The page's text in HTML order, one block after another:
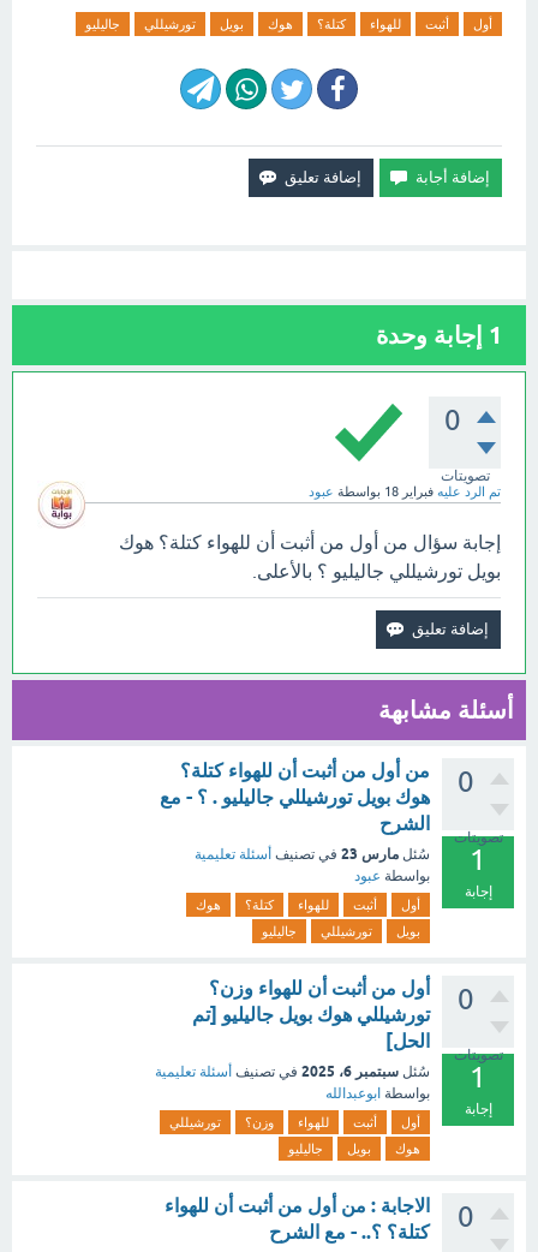
أول أثبت للهواء كتلة؟ هوك بويل تورشيللي جاليليو
1 إجابة وحدة
0
تصويتات
تم الرد عليه فبراير 18 بواسطة عبود
إجابة سؤال من أول من أثبت أن للهواء كتلة؟ هوك
بويل تورشيللي جاليليو ؟ بالأعلى.
أسئلة مشابهة
0
تصويتات
1
إجابة
من أول من أثبت أن للهواء كتلة؟
هوك بويل تورشيللي جاليليو . ؟ - مع
الشرح
سُئل مارس 23 في تصنيف أسئلة تعليمية
بواسطة عبود
أول أثبت للهواء كتلة؟
هوك
بويل
تورشيللي جاليليو
0
تصويتات
1
إجابة
أول من أثبت أن للهواء وزن؟
تورشيللي هوك بويل جاليليو [تم
الحل]
سُئل سبتمبر 6، 2025 في تصنيف أسئلة تعليمية
بواسطة ابوعبدالله
أول أثبت للهواء وزن؟
تورشيللي
هوك
بويل جاليليو
0
الاجابة : من أول من أثبت أن للهواء
كتلة؟ ؟.. - مع الشرح